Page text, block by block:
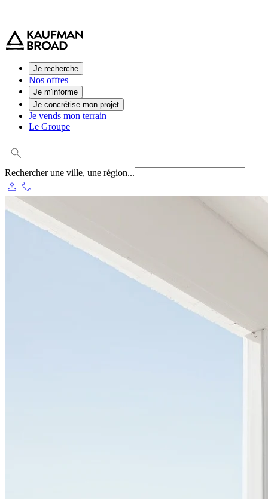
Je recherche
Nos offres
Je m'informe
Je concrétise mon projet
Je vends mon terrain
Le Groupe
Rechercher une ville, une région...
person phone